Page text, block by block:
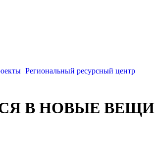
Региональный ресурсный центр
В НОВЫЕ ВЕЩИ